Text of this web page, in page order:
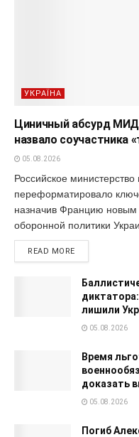
УКРАЇНА
Циничный абсурд
назвало соучастника
05.08.2026
Российское
переформатировало
назначив Францию новым
оборонной политики
READ MORE
лишили
05.08.2026
Время
доказать
05.08.2026
Погиб